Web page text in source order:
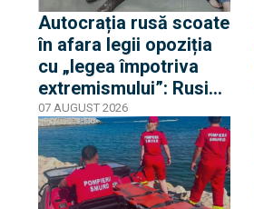
Autocrația rusă scoate
în afara legii opoziția
cu „legea împotriva
extremismului”: Rusia
declară „indizerabilă”
fundația Iuliei Navalnia,
soția opozantului
Aleksei Navalnîi, ucis
în închisorile siberiene
07 AUGUST 2026